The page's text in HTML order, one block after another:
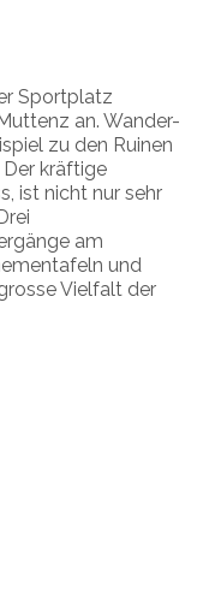
Sportplatz
an. Wander-
zu den Ruinen
kräftige
ist nicht nur sehr
am
und
Vielfalt der